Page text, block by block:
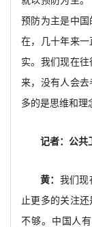
预防为主是中
在，几十年来
实。我们现在
来，没有人会
多的是思维和理
记者：公共
黄： 我们现
止更多的关注
不够。中国人